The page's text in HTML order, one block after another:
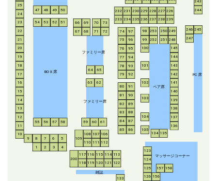
BO X 席
ファミリー席
ファミリー席
ペア席
PC 席
マッサージコーナー
雑誌
1 2 3 4
5
6
7
8
9
10
11
12
13
14
15
16
17
18
19
20
21
22
23
24
25
47 48 49 50
51
52
53
54
55 56 57 58 59 60 61
62
63
64 65
66
67
68
69
70
71
72
73
74
75
76
77
78
79
80
81
82
83
84
85 86
87
88
89
90
91
92
93
94
95
96
97
98
99
100
101
102
103
104
105
106
107
108
109
110 111 112
113
114
115
116
117
118 119 120 121 122
123
124
125
126
133
134 135
136
137
138
139
140
141
142
143
144
145
156
157 158
200
226
227
228
229
230
231
232
233 234 235 236 237 238 239
243
244
245
246
247
248
249
250
251
252
253